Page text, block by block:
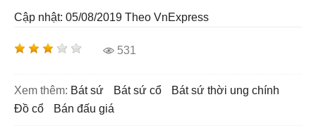
Cập nhật: 05/08/2019 Theo VnExpress
531
Xem thêm: bát sứ bát sứ cổ
bát sứ thời ung chính
đồ cổ
bán đấu giá